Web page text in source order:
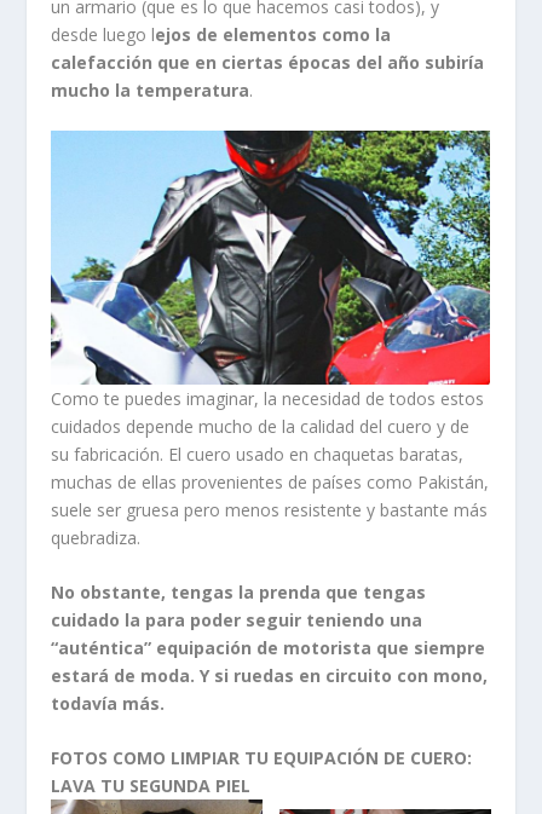
un armario (que es lo que hacemos casi todos), y
desde luego lejos de elementos como la
calefacción que en ciertas épocas del año subiría
mucho la temperatura.
Como te puedes imaginar, la necesidad de todos estos
cuidados depende mucho de la calidad del cuero y de
su fabricación. El cuero usado en chaquetas baratas,
muchas de ellas provenientes de países como Pakistán,
suele ser gruesa pero menos resistente y bastante más
quebradiza.
No obstante, tengas la prenda que tengas
cuidado la para poder seguir teniendo una
“auténtica” equipación de motorista que siempre
estará de moda. Y si ruedas en circuito con mono,
todavía más.
FOTOS COMO LIMPIAR TU EQUIPACIÓN DE CUERO:
LAVA TU SEGUNDA PIEL